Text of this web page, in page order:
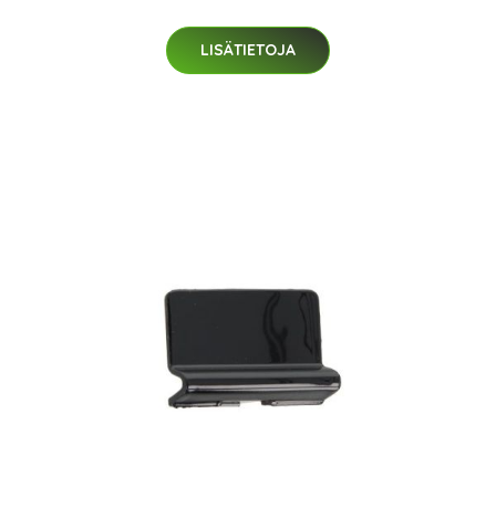
LISÄTIETOJA